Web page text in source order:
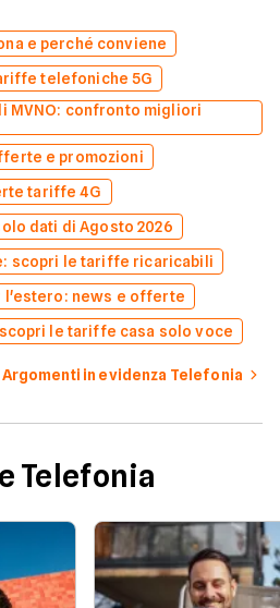
e perché conviene
telefoniche 5G
confronto migliori
e promozioni
tariffe 4G
dati di Agosto 2026
scopri le tariffe ricaricabili
l'estero: news e offerte
le tariffe casa solo voce
Argomenti in evidenza Telefonia
Telefonia